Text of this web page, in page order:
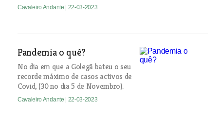
Cavaleiro Andante | 22-03-2023
Pandemia o quê?
No dia em que a Golegã bateu o seu
recorde máximo de casos activos de
Covid, (30 no dia 5 de Novembro).
Cavaleiro Andante | 22-03-2023